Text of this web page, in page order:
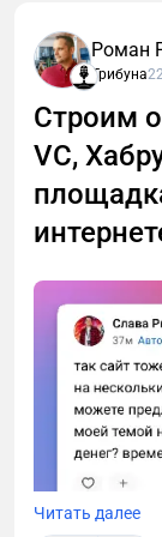
Роман
Трибуна
Строим
VC,
Читать далее